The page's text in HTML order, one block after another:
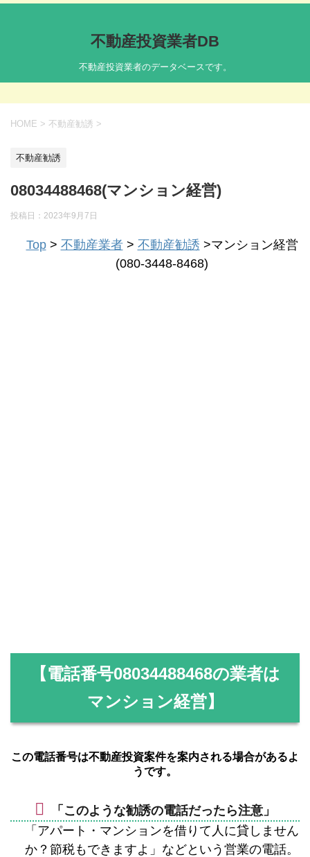
不動産投資業者DB
不動産投資業者のデータベースです。
HOME > 不動産勧誘 >
不動産勧誘
08034488468(マンション経営)
投稿日： 2023年9月7日
Top> 不動産業者> 不動産勧誘 >マンション経営
(080-3448-8468)
【電話番号08034488468の業者は
マンション経営】
この電話番号は不動産投資案件を案内される場合があるよ
うです。
「このような勧誘の電話だったら注意」
「アパート・マンションを借りて人に貸しません
か？節税もできますよ」などという営業の電話。